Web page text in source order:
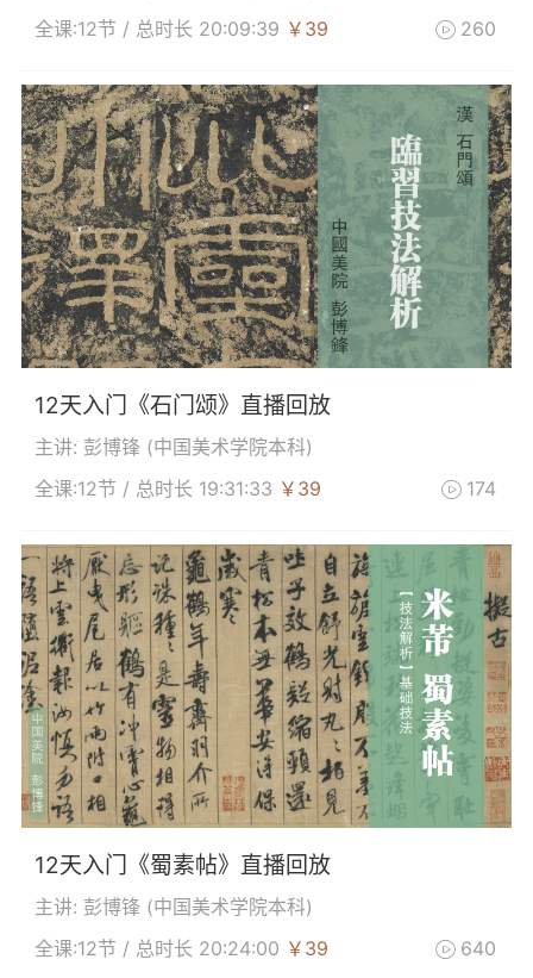
全课:12节 / 总时长 20:09:39 ￥39  260
12天入门《石门颂》直播回放
主讲: 彭博锋 (中国美术学院本科)
全课:12节 / 总时长 19:31:33 ￥39  174
12天入门《蜀素帖》直播回放
主讲: 彭博锋 (中国美术学院本科)
全课:12节 / 总时长 20:24:00 ￥39  640